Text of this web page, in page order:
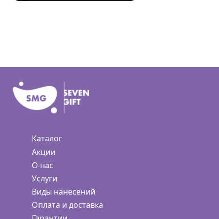
Каталог
Акции
О нас
Услуги
Виды нанесений
Оплата и доставка